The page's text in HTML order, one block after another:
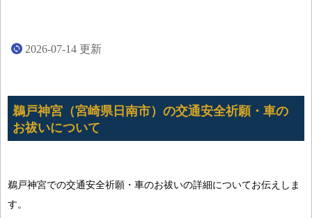
2026-07-14 更新
鵜戸神宮（宮崎県日南市）の交通安全祈願・車の
お祓いについて
鵜戸神宮での交通安全祈願・車のお祓いの詳細についてお伝えしま
す。